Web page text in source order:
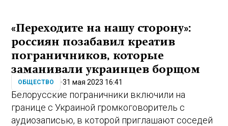
«Переходите на нашу сторону»:
россиян позабавил креатив
пограничников, которые
заманивали украинцев борщом
ОБЩЕСТВО 31 мая 2023 16:41
Белорусские пограничники включили на
границе с Украиной громкоговоритель с
аудиозаписью, в которой приглашают соседей